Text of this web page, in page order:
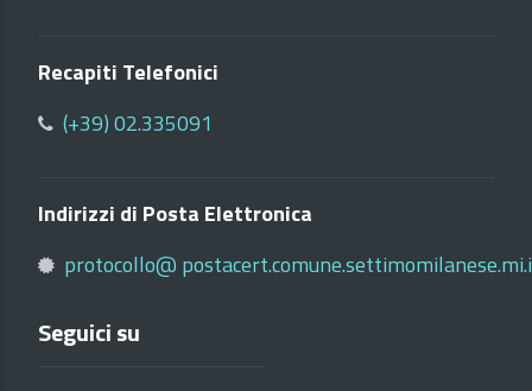
Recapiti Telefonici
(+39) 02.335091
Indirizzi di Posta Elettronica
protocollo@
Seguici su